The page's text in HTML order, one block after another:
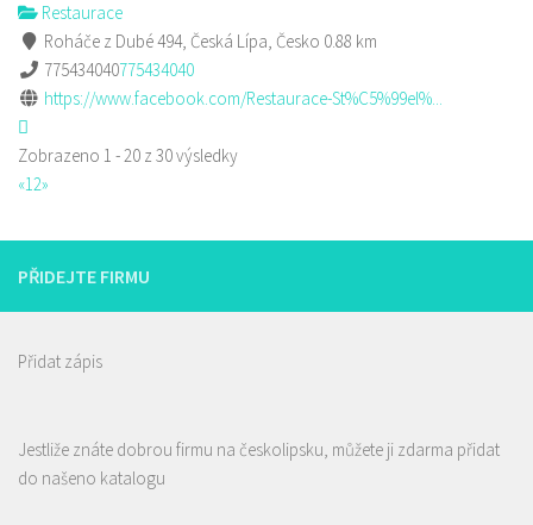
Restaurace
Roháče z Dubé 494, Česká Lípa, Česko 0.88 km
775434040775434040
https://www.facebook.com/Restaurace-St%C5%99el%...
Zobrazeno 1 - 20 z 30 výsledky
«12»
PŘIDEJTE FIRMU
Přidat zápis
Jestliže znáte dobrou firmu na českolipsku, můžete ji zdarma přidat
do našeno katalogu